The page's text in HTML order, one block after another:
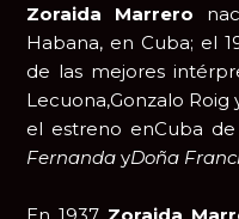
Zoraida Marrero
Habana, en Cuba; el
de las mejores
Lecuona,Gonzalo Roig
el estreno enCuba de
Fernanda yDoña